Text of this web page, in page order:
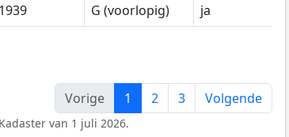
1939 G (voorlopig) ja
Vorige
1 2 3 Volgende
van 1 juli 2026.